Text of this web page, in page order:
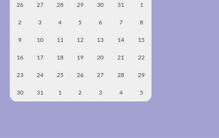
26 27 28 29 30 31 1
2 3 4 5 6 7 8
9 10 11 12 13 14 15
16 17 18 19 20 21 22
23 24 25 26 27 28 29
30 31 1 2 3 4 5